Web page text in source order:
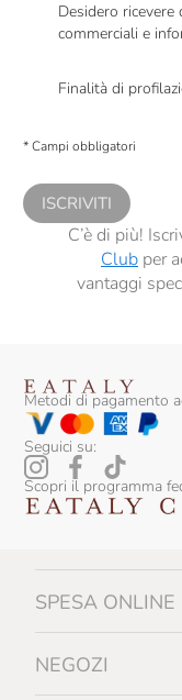
Desidero ricevere
commerciali e
Finalità di
comunicazioni
* Campi obbligatori
ISCRIVITI
C’è di più!
Clubper
vantaggi
Metodi di pagamento
Seguici su:
Scopri il programma
SPESA ONLINE
NEGOZI